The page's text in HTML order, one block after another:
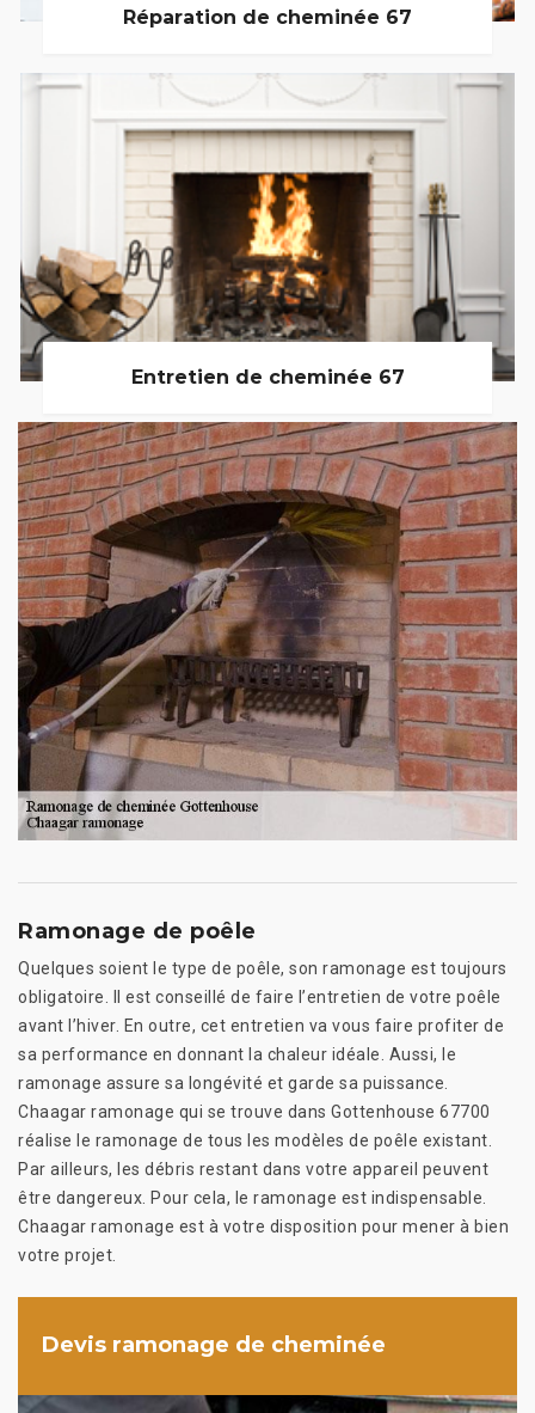
Réparation de cheminée 67
Entretien de cheminée 67
Ramonage de poêle
Quelques soient le type de poêle, son ramonage est toujours
obligatoire. Il est conseillé de faire l’entretien de votre poêle
avant l’hiver. En outre, cet entretien va vous faire profiter de
sa performance en donnant la chaleur idéale. Aussi, le
ramonage assure sa longévité et garde sa puissance.
Chaagar ramonage qui se trouve dans Gottenhouse 67700
réalise le ramonage de tous les modèles de poêle existant.
Par ailleurs, les débris restant dans votre appareil peuvent
être dangereux. Pour cela, le ramonage est indispensable.
Chaagar ramonage est à votre disposition pour mener à bien
votre projet.
Devis ramonage de cheminée